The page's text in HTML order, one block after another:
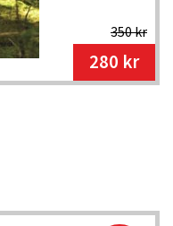
350 kr
280 kr